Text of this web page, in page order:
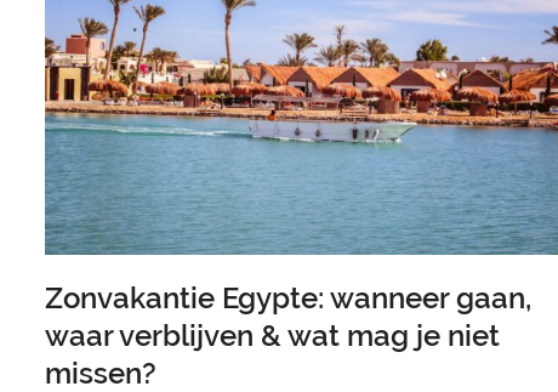
Zonvakantie Egypte: wanneer gaan,
waar verblijven & wat mag je niet
missen?